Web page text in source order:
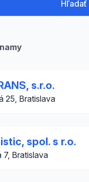
Hľadať
s.r.o.
25, Bratislava
spol. s r.o.
7, Bratislava